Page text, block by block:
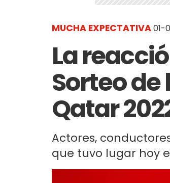
MUCHA EXPECTATIVA01-
La
Sorteo
Qatar
Actores,
que tuvo lugar hoy